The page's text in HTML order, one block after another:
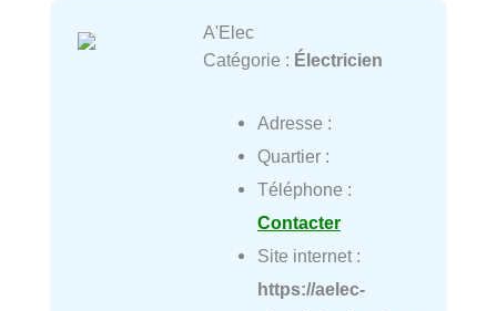
A'Elec
Catégorie : Électricien
Adresse :
Quartier :
Téléphone :
Contacter
Site internet :
https://aelec-